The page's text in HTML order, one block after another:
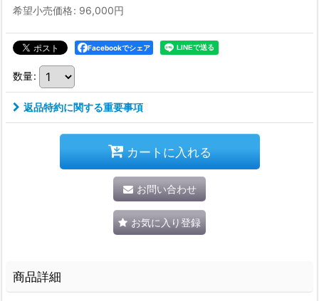
希望小売価格: 96,000円
Facebookでシェア
数量:
返品特約に関する重要事項
カートに入れる
お問い合わせ
お気に入り登録
商品詳細